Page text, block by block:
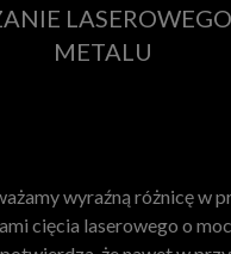
METALU
wyraźną różnicę w
cięcia laserowego o